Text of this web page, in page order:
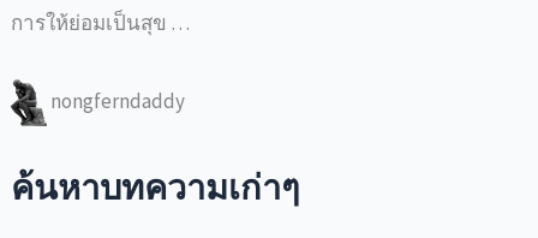
การให้ย่อมเป็นสุข …
nongferndaddy
ค้นหาบทความเก่าๆ
ปาฏิหาริย์
ที่
หลาย
คน
เรียก